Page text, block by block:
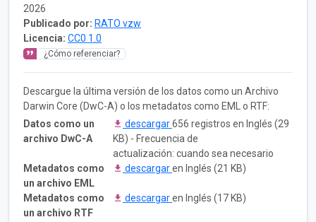
2026
Publicado por: RATO vzw
Licencia: CC0 1.0
¿Cómo referenciar?
Descargue la última versión de los datos como un Archivo
Darwin Core (DwC-A) o los metadatos como EML o RTF:
Datos como un
archivo DwC-A
descargar656 registros en Inglés (29
KB) - Frecuencia de
actualización: cuando sea necesario
Metadatos como
un archivo EML
descargaren Inglés (21 KB)
Metadatos como
un archivo RTF
descargaren Inglés (17 KB)